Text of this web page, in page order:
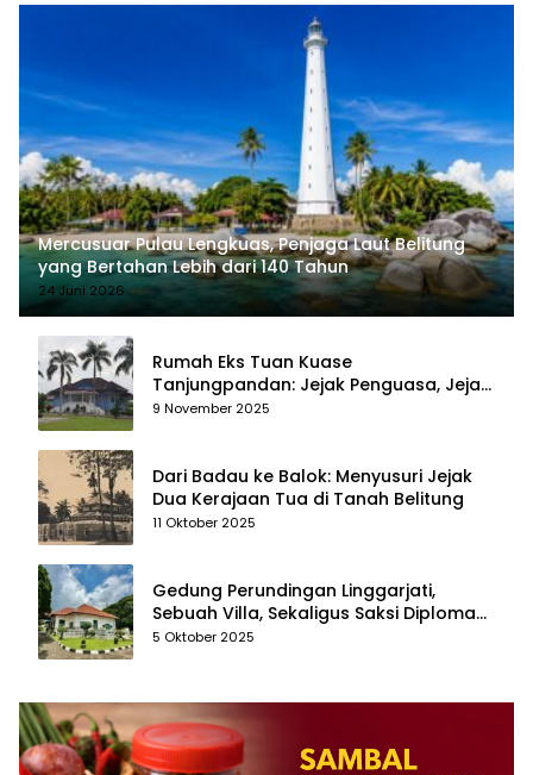
Mercusuar Pulau Lengkuas, Penjaga Laut Belitung
yang Bertahan Lebih dari 140 Tahun
24 Juni 2026
Rumah Eks Tuan Kuase
Tanjungpandan: Jejak Penguasa, Jejak
Kenangan
9 November 2025
Dari Badau ke Balok: Menyusuri Jejak
Dua Kerajaan Tua di Tanah Belitung
11 Oktober 2025
Gedung Perundingan Linggarjati,
Sebuah Villa, Sekaligus Saksi Diplomasi
yang Mengubah Arah Bangsa
5 Oktober 2025